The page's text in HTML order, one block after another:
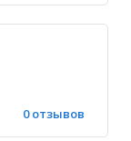
0 отзывов